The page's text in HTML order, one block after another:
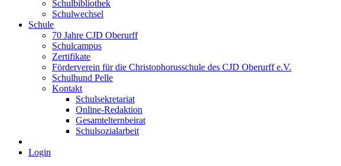
Schulbibliothek
Schulwechsel
Schule
70 Jahre CJD Oberurff
Schulcampus
Zertifikate
Förderverein für die Christophorusschule des CJD Oberurff e.V.
Schulhund Pelle
Kontakt
Schulsekretariat
Online-Redaktion
Gesamtelternbeirat
Schulsozialarbeit
Login